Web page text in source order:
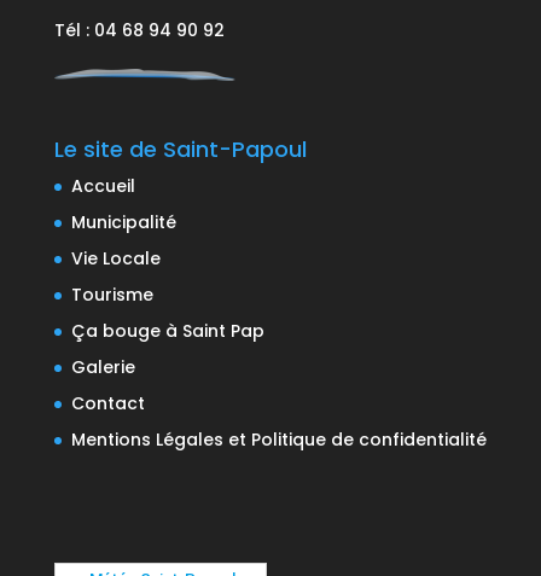
Tél : 04 68 94 90 92
Le site de Saint-Papoul
Accueil
Municipalité
Vie Locale
Tourisme
Ça bouge à Saint Pap
Galerie
Contact
Mentions Légales et Politique de confidentialité